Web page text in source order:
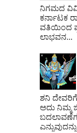
ನಿಗಮದ
ಕರ್ನಾಟಕ
ವತಿಯಿಂದ
ಲಾಭವನ...
ಶನಿ
ಅದು ನಿಮ್ಮ